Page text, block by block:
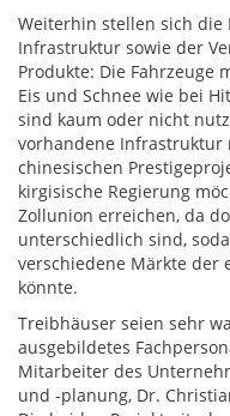
Weiterhin stellen sich die
Infrastruktur sowie der
Produkte: Die Fahrzeuge
Eis und Schnee wie bei
sind kaum oder nicht
vorhandene Infrastruktur
chinesischen
kirgisische Regierung
Zollunion erreichen, da
unterschiedlich sind,
verschiedene Märkte der
könnte.
Treibhäuser seien sehr
ausgebildetes
Mitarbeiter des
und -planung, Dr.